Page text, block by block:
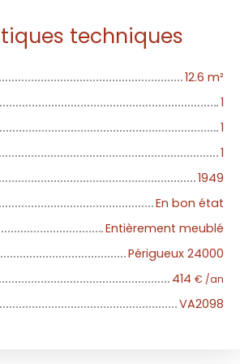
techniques
12.6 m²
1
1
1
1949
En bon état
Entièrement meublé
Périgueux 24000
414 € /an
VA2098